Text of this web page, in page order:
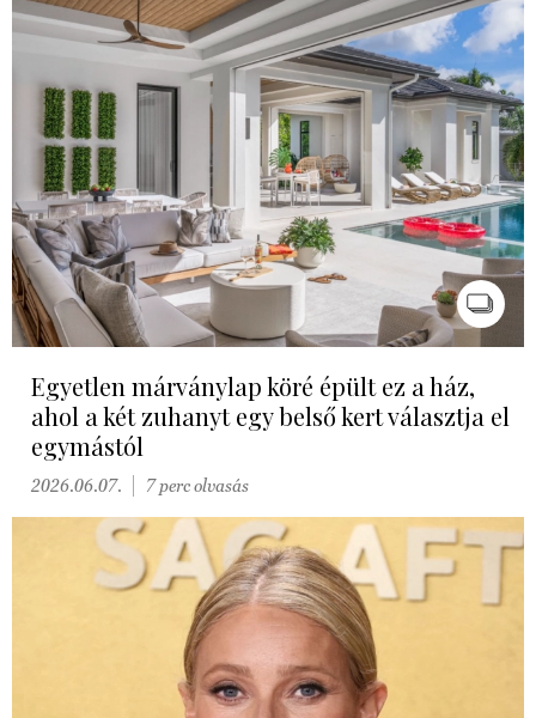
Egyetlen márványlap köré épült ez a ház,
ahol a két zuhanyt egy belső kert választja el
egymástól
2026.06.07. 7 perc olvasás